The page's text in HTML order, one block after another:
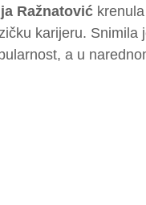
Ražnatović
karijeru. Snimila
a u